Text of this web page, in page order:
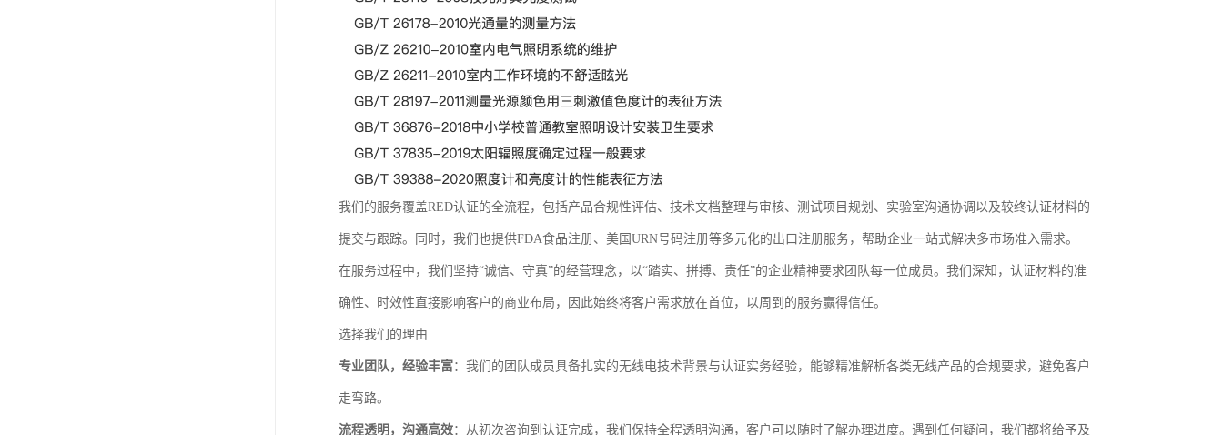
我们的服务覆盖RED认证的全流程，包括产品合规性评估、技术文档整理与审核、测试项目规划、实验室沟通协调以及较终认证材料的
提交与跟踪。同时，我们也提供FDA食品注册、美国URN号码注册等多元化的出口注册服务，帮助企业一站式解决多市场准入需求。
在服务过程中，我们坚持“诚信、守真”的经营理念，以“踏实、拼搏、责任”的企业精神要求团队每一位成员。我们深知，认证材料的准
确性、时效性直接影响客户的商业布局，因此始终将客户需求放在首位，以周到的服务赢得信任。
选择我们的理由
专业团队，经验丰富：我们的团队成员具备扎实的无线电技术背景与认证实务经验，能够精准解析各类无线产品的合规要求，避免客户
走弯路。
流程透明，沟通高效：从初次咨询到认证完成，我们保持全程透明沟通，客户可以随时了解办理进度。遇到任何疑问，我们都将给予及